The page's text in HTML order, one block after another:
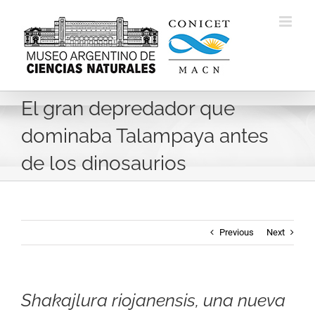
content
El gran depredador que
dominaba Talampaya antes
de los dinosaurios
Previous Next
Shakajlura riojanensis, una nueva